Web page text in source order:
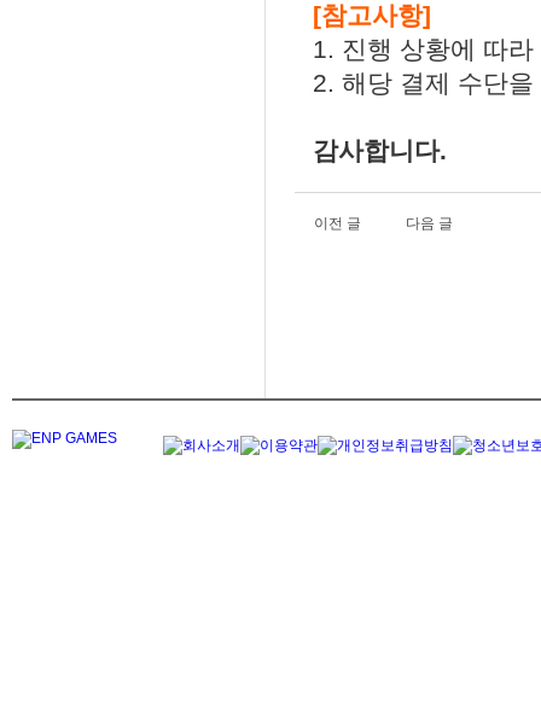
[참고사항]
1. 진행 상황에 따
2. 해당 결제 수단
감사합니다.
이전 글 다음 글